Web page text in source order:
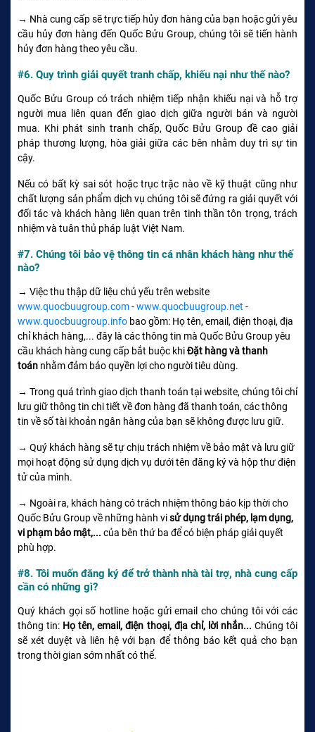
→ Nhà cung cấp sẽ trực tiếp hủy đơn hàng của bạn hoặc gửi yêu
cầu hủy đơn hàng đến Quốc Bửu Group, chúng tôi sẽ tiến hành
hủy đơn hàng theo yêu cầu.
#6. Quy trình giải quyết tranh chấp, khiếu nại như thế nào?
Quốc Bửu Group có trách nhiệm tiếp nhận khiếu nại và hỗ trợ
người mua liên quan đến giao dịch giữa người bán và người
mua. Khi phát sinh tranh chấp, Quốc Bửu Group đề cao giải
pháp thương lượng, hòa giải giữa các bên nhằm duy trì sự tin
cậy.
Nếu có bất kỳ sai sót hoặc trục trặc nào về kỹ thuật cũng như
chất lượng sản phẩm dịch vụ chúng tôi sẽ đứng ra giải quyết với
đối tác và khách hàng liên quan trên tinh thần tôn trọng, trách
nhiệm và tuân thủ pháp luật Việt Nam.
#7. Chúng tôi bảo vệ thông tin cá nhân khách hàng như thế
nào?
→ Việc thu thập dữ liệu chủ yếu trên website
www.quocbuugroup.com-www.quocbuugroup.net -
www.quocbuugroup.info bao gồm: Họ tên, email, điện thoại, địa
chỉ khách hàng,... đây là các thông tin mà Quốc Bửu Group yêu
cầu khách hàng cung cấp bắt buộc khiĐặt hàng và thanh
toán nhằm đảm bảo quyền lợi cho người tiêu dùng.
→ Trong quá trình giao dịch thanh toán tại website, chúng tôi chỉ
lưu giữ thông tin chi tiết về đơn hàng đã thanh toán, các thông
tin về số tài khoản ngân hàng của bạn sẽ không được lưu giữ.
→ Quý khách hàng sẽ tự chịu trách nhiệm về bảo mật và lưu giữ
mọi hoạt động sử dụng dịch vụ dưới tên đăng ký và hộp thư điện
tử của mình.
→ Ngoài ra, khách hàng có trách nhiệm thông báo kịp thời cho
Quốc Bửu Group về những hành visử dụng trái phép, lạm dụng,
vi phạm bảo mật,... của bên thứ ba để có biện pháp giải quyết
phù hợp.
#8. Tôi muốn đăng ký để trở thành nhà tài trợ, nhà cung cấp
cần có những gì?
Quý khách gọi số hotline hoặc gửi email cho chúng tôi với các
thông tin: Họ tên, email, điện thoại, địa chỉ, lời nhắn... Chúng tôi
sẽ xét duyệt và liên hệ với bạn để thông báo kết quả cho bạn
trong thời gian sớm nhất có thể.